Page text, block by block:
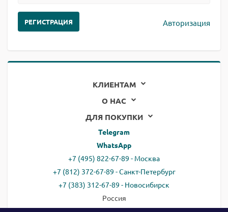
Авторизация
КЛИЕНТАМ
О НАС
ДЛЯ ПОКУПКИ
Telegram
WhatsApp
+7 (495) 822-67-89 - Москва
+7 (812) 372-67-89 - Санкт-Петербург
+7 (383) 312-67-89 - Новосибирск
Россия